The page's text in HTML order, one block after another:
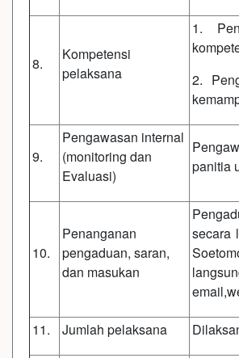
8.
Kompetensi
pelaksana
1.
2.
9.
Pengawasan internal
(monitoring dan
Evaluasi)
panitia
10.
Penanganan
pengaduan, saran,
dan masukan
secara
11. Jumlah pelaksana